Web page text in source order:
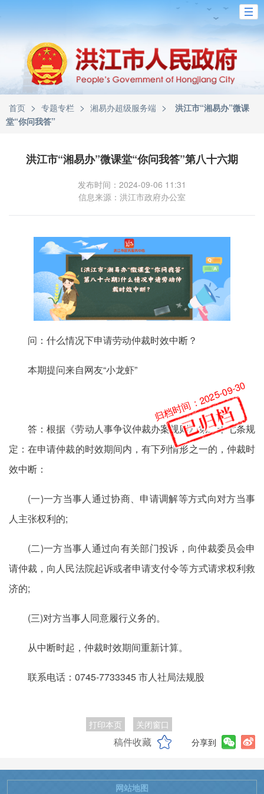
首页 > 专题专栏 > 湘易办超级服务端 >
洪江市“湘易办”微课
堂“你问我答”
洪江市“湘易办”微课堂“你问我答”第八十六期
发布时间：2024-09-06 11:31
信息来源：洪江市政府办公室
问：什么情况下申请劳动仲裁时效中断？
本期提问来自网友“小龙虾”
答：根据《劳动人事争议仲裁办案规则》第二十七条规
定：在申请仲裁的时效期间内，有下列情形之一的，仲裁时
效中断：
(一)一方当事人通过协商、申请调解等方式向对方当事
人主张权利的;
(二)一方当事人通过向有关部门投诉，向仲裁委员会申
请仲裁，向人民法院起诉或者申请支付令等方式请求权利救
济的;
(三)对方当事人同意履行义务的。
从中断时起，仲裁时效期间重新计算。
联系电话：0745-7733345 市人社局法规股
打印本页 关闭窗口
稿件收藏 分享到
网站地图
归档时间：2025-09-30